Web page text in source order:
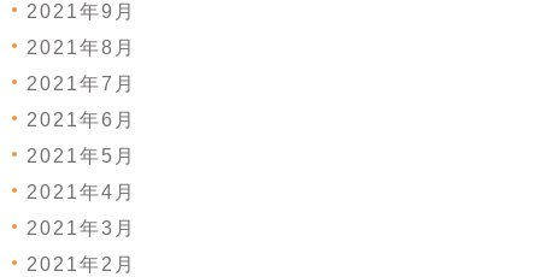
2021年9月
2021年8月
2021年7月
2021年6月
2021年5月
2021年4月
2021年3月
2021年2月